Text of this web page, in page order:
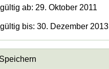
ab: 29. Oktober 2011
bis: 30. Dezember 2013